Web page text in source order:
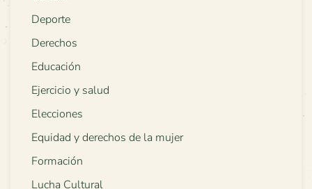
Deporte
Derechos
Educación
Ejercicio y salud
Elecciones
Equidad y derechos de la mujer
Formación
Lucha Cultural